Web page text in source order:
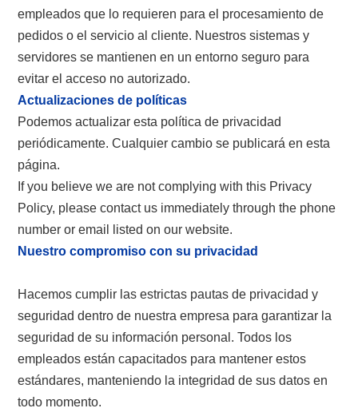
empleados que lo requieren para el procesamiento de
pedidos o el servicio al cliente. Nuestros sistemas y
servidores se mantienen en un entorno seguro para
evitar el acceso no autorizado.
Actualizaciones de políticas
Podemos actualizar esta política de privacidad
periódicamente. Cualquier cambio se publicará en esta
página.
If you believe we are not complying with this Privacy
Policy, please contact us immediately through the phone
number or email listed on our website.
Nuestro compromiso con su privacidad
Hacemos cumplir las estrictas pautas de privacidad y
seguridad dentro de nuestra empresa para garantizar la
seguridad de su información personal. Todos los
empleados están capacitados para mantener estos
estándares, manteniendo la integridad de sus datos en
todo momento.